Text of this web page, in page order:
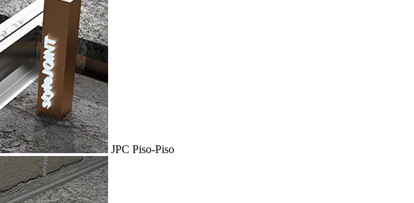
JPC Piso-Piso